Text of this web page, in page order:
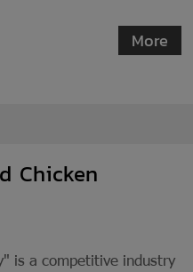
More
Chicken
is a competitive industry